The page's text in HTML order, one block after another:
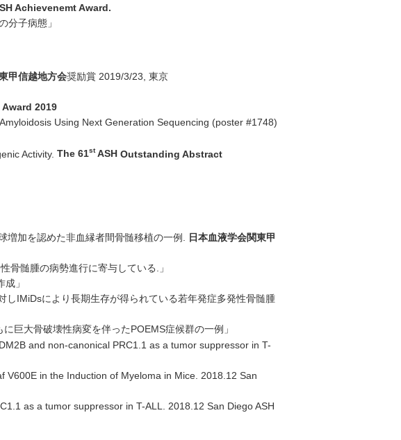
Achievenemt Award.
分子病態」
甲信越地方会奨励賞 2019/3/23, 東京
Award 2019
Using Next Generation Sequencing (poster #1748)
Activity. The 61stASH Outstanding Abstract
増加を認めた非血縁者間骨髄移植の一例. 日本血液学会関東甲
骨髄腫の病勢進行に寄与している.」
」
しIMiDsにより長期生存が得られている若年発症多発性骨髄腫
巨大骨破壊性病変を伴ったPOEMS症候群の一例」
and non-canonical PRC1.1 as a tumor suppressor in T-
in the Induction of Myeloma in Mice. 2018.12 San
as a tumor suppressor in T-ALL. 2018.12 San Diego ASH